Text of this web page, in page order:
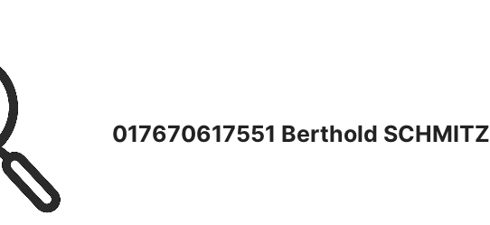
017670617551 Berthold SCHMITZ